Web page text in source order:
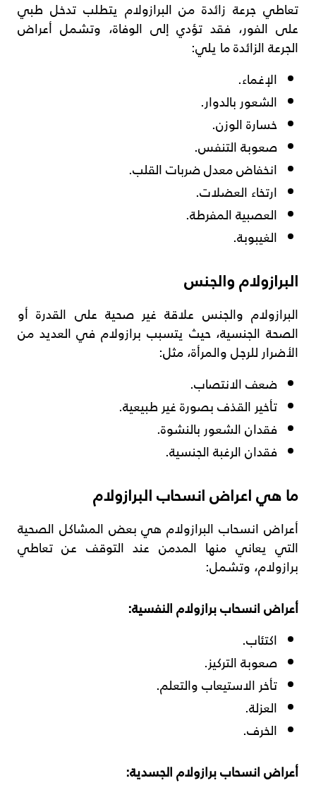
تعاطي جرعة زائدة من البرازولام يتطلب تدخل طبي
على الفور، فقد تؤدي إلى الوفاة، وتشمل أعراض
الجرعة الزائدة ما يلي:
الإغماء.
الشعور بالدوار.
خسارة الوزن.
صعوبة التنفس.
انخفاض معدل ضربات القلب.
ارتخاء العضلات.
العصبية المفرطة.
الغيبوبة.
البرازولام والجنس
البرازولام والجنس علاقة غير صحية على القدرة أو
الصحة الجنسية، حيث يتسبب برازولام في العديد من
الأضرار للرجل والمرأة، مثل:
ضعف الانتصاب.
تأخير القذف بصورة غير طبيعية.
فقدان الشعور بالنشوة.
فقدان الرغبة الجنسية.
ما هي اعراض انسحاب البرازولام
أعراض انسحاب البرازولام هي بعض المشاكل الصحية
التي يعاني منها المدمن عند التوقف عن تعاطي
برازولام، وتشمل:
أعراض انسحاب برازولام النفسية:
اكتئاب.
صعوبة التركيز.
تأخر الاستيعاب والتعلم.
العزلة.
الخرف.
أعراض انسحاب برازولام الجسدية: